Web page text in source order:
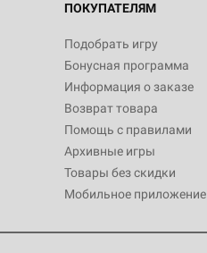
ПОКУПАТЕЛЯМ
Подобрать игру
Бонусная программа
Информация о заказе
Возврат товара
Помощь с правилами
Архивные игры
Товары без скидки
Мобильное приложение